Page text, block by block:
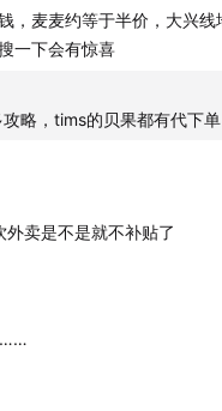
，麦麦约等于半价，大兴线
一下会有惊喜
略，tims的贝果都有代下单
卖是不是就不补贴了
……